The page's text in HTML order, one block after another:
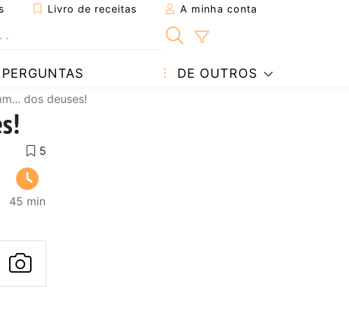
Livro de receitas A minha conta
PERGUNTAS DE OUTROS
dos deuses!
45 min
a um amigo
esta página
com o autor da receita
Fez esta receita? Compartilhe